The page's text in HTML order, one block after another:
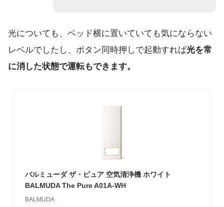
光についても、ベッド横に置いていても気にならない
レベルでしたし、ボタン同時押しで起動すれば光を常
に消した状態で運転もできます。
バルミューダ ザ・ピュア 空気清浄機 ホワイト
BALMUDA The Pure A01A-WH
BALMUDA